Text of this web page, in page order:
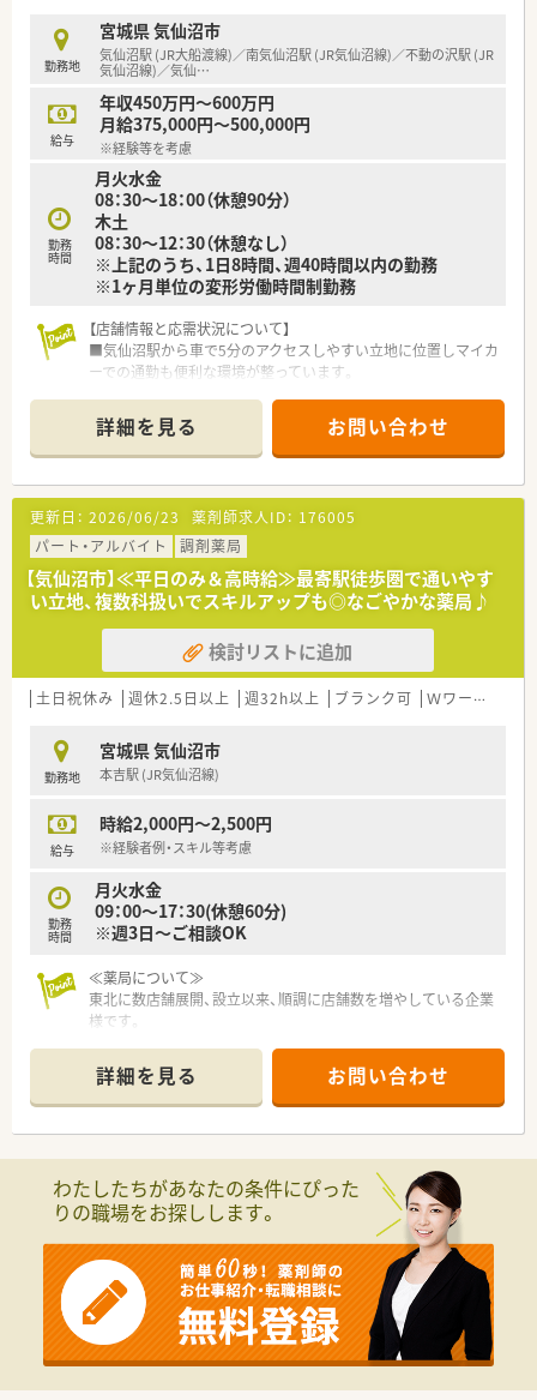
も積む事ができます。
■産育休取得者・時短制度適用者も非常に多い為、子育て中の薬
剤師様にも非常働きやすい職場です。
■借り上げ社宅制度を導入しており、最大8万円まで補助がござ
います。（実家からの勤務の場合は、適用外になります）
■年間休日は124日ございます。
■週40時間のシフト勤務で、残業は1分単位で支給されます。
■契約社員制度（30時間勤務）もございまして、給与も16分割で
支給されます。
■薬剤師1人あたり20～25枚の処方箋を目安に人員配置してい
ます。服薬指導重視で患者に寄り添い業務を進められる環境で
す。
勤務地
宮城県 気仙沼市
気仙沼駅 (JR大船渡線)／南気仙沼駅 (JR気仙沼線)／不動の沢駅 (JR
気仙沼線)／気仙…
給与
年収450万円～600万円
月給375,000円～500,000円
※経験等を考慮
勤務
時間
月火水金
08：30～18：00（休憩90分）
木土
08：30～12：30（休憩なし）
※上記のうち、1日8時間、週40時間以内の勤務
※1ヶ月単位の変形労働時間制勤務
【店舗情報と応需状況について】
■気仙沼駅から車で5分のアクセスしやすい立地に位置しマイカ
ーでの通勤も便利な環境が整っています。
均80枚程度となっています。
■勤務体制は常勤薬剤師2名と事務員2名が在籍しており混雑時
には本部からの応援体制も万全です。
【法人特徴について】
■宮城県と山形県を中心に店舗を展開しており地域の患者様に
頼られる薬局づくりに注力しています。
■在宅医療や介護分野のサービス拡充を積極的に推進し安定し
た経営基盤と成長力を強みとしています。
■患者様を第一に考える理念のもとで温かい教育制度を通じて
スタッフの育成を行っています。
【こんな方にオススメ】
■高年収を目指しながら転勤のない環境で長く落ち着いて働き
■小児科処方や在宅医療に関する高度なスキルを基礎からしっ
かりと学びたい方に最適な職場です。
■休日をしっかり確保しつつプライベートの時間を大切にして
詳細を見る お問い合わせ
更新日： 2026/06/23 薬剤師求人ID： 176005
パート・アルバイト
調剤薬局
【気仙沼市】≪平日のみ＆高時給≫最寄駅徒歩圏で通いやす
い立地、複数科扱いでスキルアップも◎なごやかな薬局♪
検討リストに追加
土日祝休み 週休2.5日以上 週32h以上 ブランク可 Ｗワーク可
勤務地
宮城県 気仙沼市
本吉駅 (JR気仙沼線)
給与
時給2,000円～2,500円
※経験者例・スキル等考慮
勤務
時間
月火水金
09：00～17：30(休憩60分)
※週3日～ご相談OK
≪薬局について≫
東北に数店舗展開、設立以来、順調に店舗数を増やしている企業
様です。
良い職場環境が特徴です。
処方箋枚数もご負担少なく長く続けられる薬局です。
詳細を見る お問い合わせ
わたしたちがあなたの条件にぴった
りの職場をお探しします。